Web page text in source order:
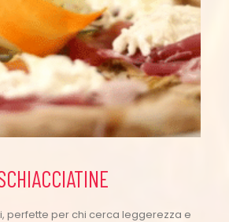
perfette per chi cerca leggerezza e